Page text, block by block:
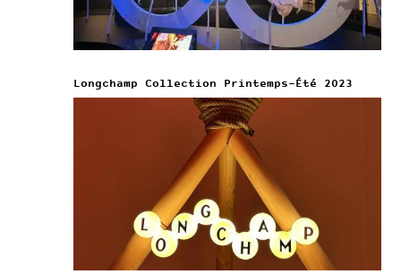
Longchamp Collection Printemps-Été 2023